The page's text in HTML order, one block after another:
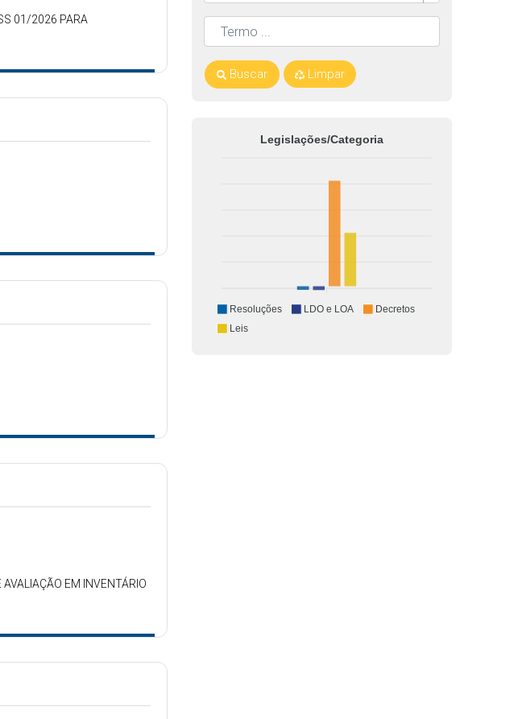
01/2026 PARA
EM INVENTÁRIO
Buscar Limpar
Legislações/Categoria
Resoluções LDO e LOA
Decretos
Leis